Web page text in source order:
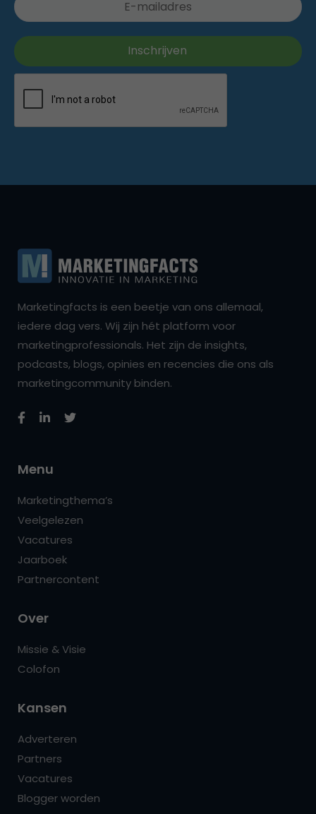
Marketingfacts is een beetje van ons allemaal,
iedere dag vers. Wij zijn hét platform voor
marketingprofessionals. Het zijn de insights,
podcasts, blogs, opinies en recencies die ons als
marketingcommunity binden.
Menu
Marketingthema’s
Veelgelezen
Vacatures
Jaarboek
Partnercontent
Over
Missie & Visie
Colofon
Kansen
Adverteren
Partners
Vacatures
Blogger worden